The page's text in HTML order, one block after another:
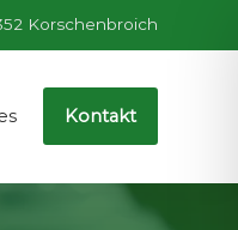
Korschenbroich
Kontakt